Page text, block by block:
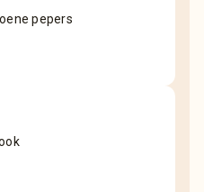
pepers